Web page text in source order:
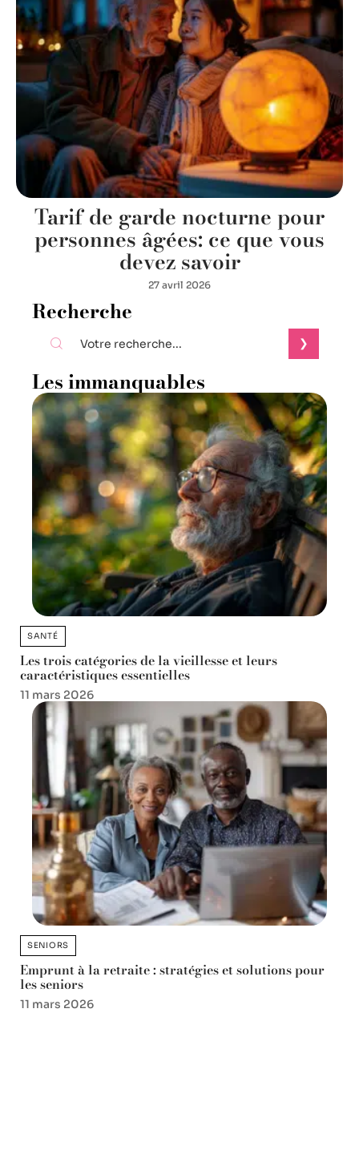
Tarif de garde nocturne pour
personnes âgées: ce que vous
devez savoir
27 avril 2026
Recherche
Les immanquables
SANTÉ
Les trois catégories de la vieillesse et leurs
caractéristiques essentielles
11 mars 2026
SENIORS
Emprunt à la retraite : stratégies et solutions pour
les seniors
11 mars 2026